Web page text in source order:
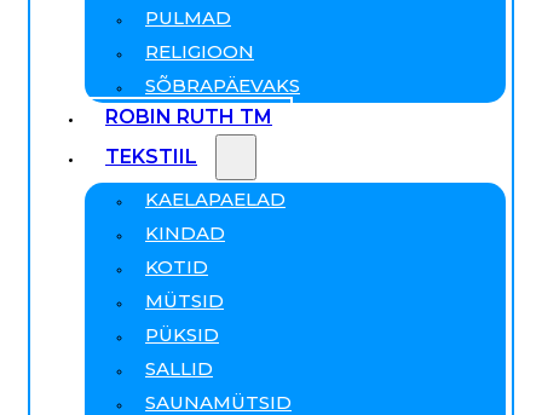
PULMAD
RELIGIOON
SÕBRAPÄEVAKS
ROBIN RUTH TM
TEKSTIIL
KAELAPAELAD
KINDAD
KOTID
MÜTSID
PÜKSID
SALLID
SAUNAMÜTSID